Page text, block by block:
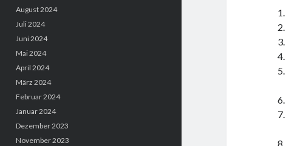
August 2024
Juli 2024
Juni 2024
Mai 2024
April 2024
März 2024
Februar 2024
Januar 2024
Dezember 2023
November 2023